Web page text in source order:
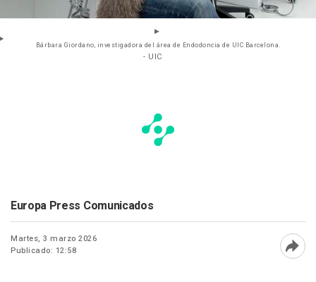
Bárbara Giordano, investigadora del área de Endodoncia de UIC Barcelona.
- UIC
Europa Press Comunicados
Martes, 3 marzo 2026
Publicado: 12:58